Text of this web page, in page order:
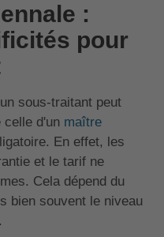
:
pour
sous-traitant peut
celle d'un maître
En effet, les
et le tarif ne
Cela dépend du
bien souvent le niveau